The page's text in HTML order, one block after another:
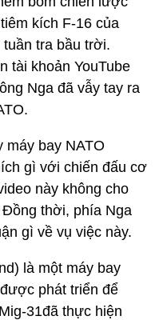
kích F-16 của
tuần tra bầu trời.
tài khoản YouTube
Nga đã vẫy tay ra
máy bay NATO
gì với chiến đấu cơ
này không cho
thời, phía Nga
gì về vụ việc này.
là một máy bay
phát triển để
31đã thực hiện